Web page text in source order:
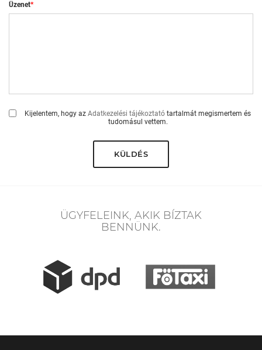
Üzenet*
Kijelentem, hogy az Adatkezelési tájékoztató tartalmát megismertem és
tudomásul vettem.
KÜLDÉS
ÜGYFELEINK, AKIK BÍZTAK
BENNÜNK.